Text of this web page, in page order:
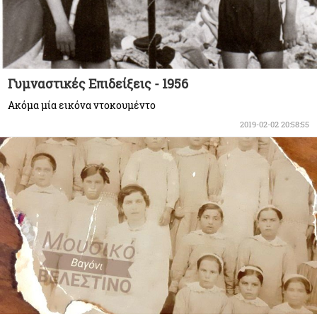
Γυμναστικές Επιδείξεις - 1956
Ακόμα μία εικόνα ντοκουμέντο
2019-02-02 20:58:55